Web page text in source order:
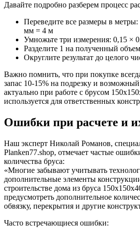
Давайте подробно разберем процесс
Переведите все размеры в
мм = 4 м
Умножьте три измерения: 0,15 ×
Разделите 1 на полученный
Округлите результат до целого
Важно помнить, что при покупке
запас 10-15% на подрезку и
актуально при работе с брусом
используется для ответственных
Ошибки при расчете и
Наш эксперт Николай Романов,
Planken77.shop, отмечает частые
количества бруса:
«Многие забывают учитывать
дополнительные элементы
строительстве дома из бруса
предусмотреть дополнительное
обвязку, перекрытия и другие
Часто встречающиеся ошибки: